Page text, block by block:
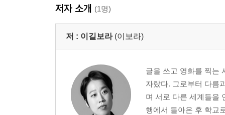
저자 소개 (1명)
저 : 이길보라 (이보라)
글을 쓰고 영화를 찍는
자랐다. 그로부터 다름
며 서로 다른 세계들을
행에서 돌아온 후 학교